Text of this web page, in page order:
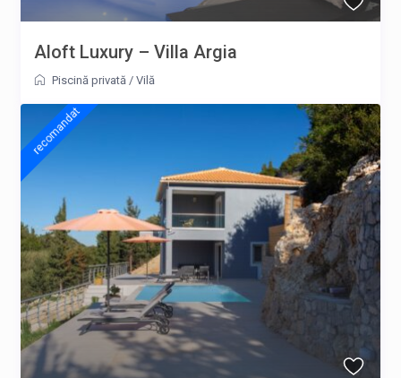
Aloft Luxury – Villa Argia
Piscină privată /Vilă
recomandat